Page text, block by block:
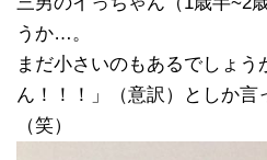
うか…。
まだ小さいのもあるでしょう
ん！！！」（意訳）としか言
（笑）